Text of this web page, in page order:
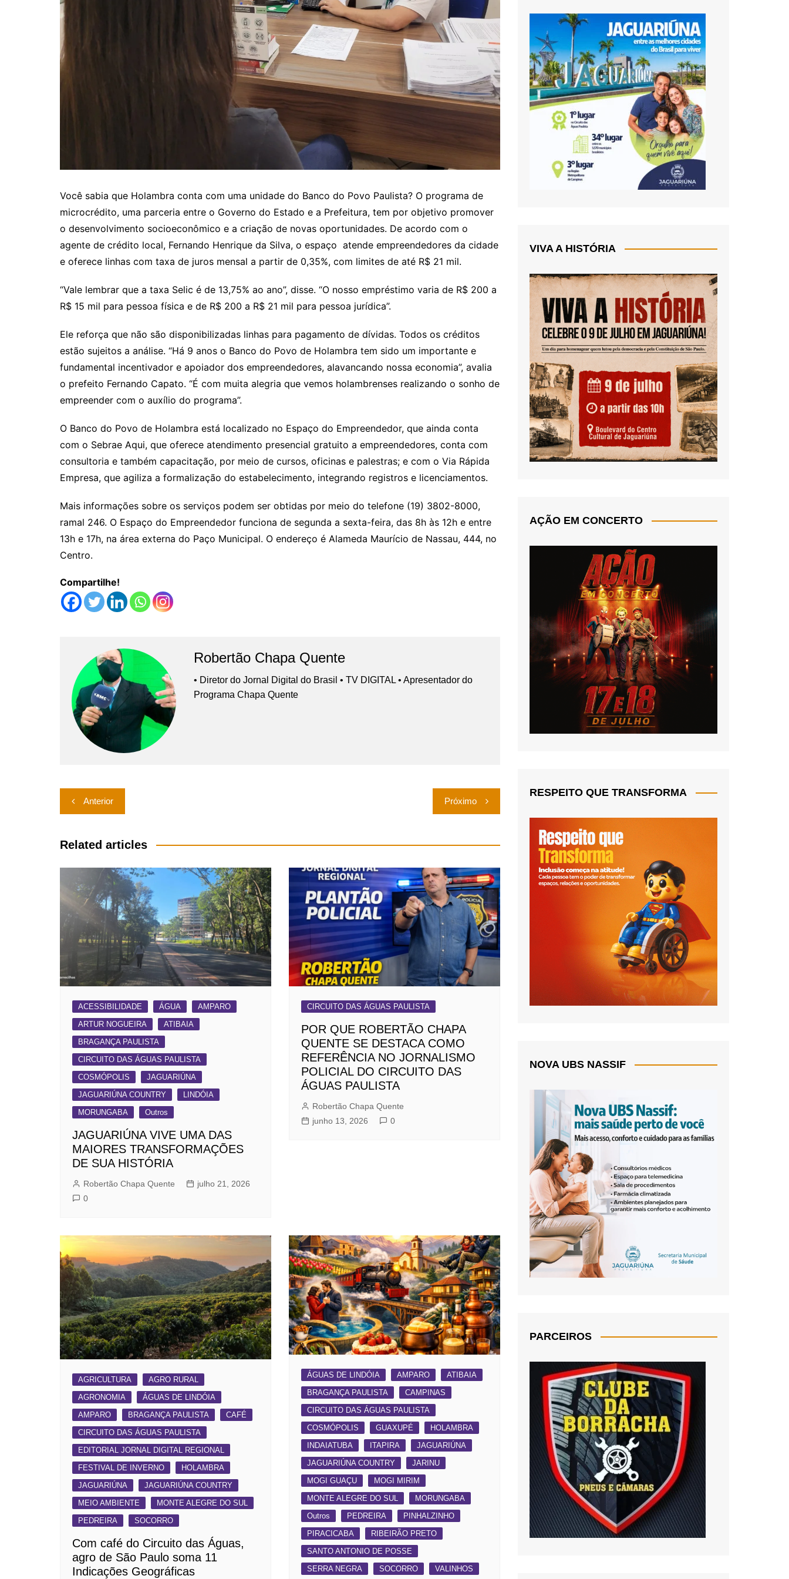
Você sabia que Holambra conta com uma unidade do Banco do Povo Paulista? O programa de
microcrédito, uma parceria entre o Governo do Estado e a Prefeitura, tem por objetivo promover
o desenvolvimento socioeconômico e a criação de novas oportunidades. De acordo com o
agente de crédito local, Fernando Henrique da Silva, o espaço atende empreendedores da cidade
e oferece linhas com taxa de juros mensal a partir de 0,35%, com limites de até R$ 21 mil.
“Vale lembrar que a taxa Selic é de 13,75% ao ano”, disse. “O nosso empréstimo varia de R$ 200 a
R$ 15 mil para pessoa física e de R$ 200 a R$ 21 mil para pessoa jurídica”.
Ele reforça que não são disponibilizadas linhas para pagamento de dívidas. Todos os créditos
estão sujeitos a análise. “Há 9 anos o Banco do Povo de Holambra tem sido um importante e
fundamental incentivador e apoiador dos empreendedores, alavancando nossa economia”, avalia
o prefeito Fernando Capato. “É com muita alegria que vemos holambrenses realizando o sonho de
empreender com o auxílio do programa”.
O Banco do Povo de Holambra está localizado no Espaço do Empreendedor, que ainda conta
com o Sebrae Aqui, que oferece atendimento presencial gratuito a empreendedores, conta com
consultoria e também capacitação, por meio de cursos, oficinas e palestras; e com o Via Rápida
Empresa, que agiliza a formalização do estabelecimento, integrando registros e licenciamentos.
Mais informações sobre os serviços podem ser obtidas por meio do telefone (19) 3802-8000,
ramal 246. O Espaço do Empreendedor funciona de segunda a sexta-feira, das 8h às 12h e entre
13h e 17h, na área externa do Paço Municipal. O endereço é Alameda Maurício de Nassau, 444, no
Centro.
Compartilhe!
Robertão Chapa Quente
• Diretor do Jornal Digital do Brasil • TV DIGITAL • Apresentador do
Programa Chapa Quente
Navegação
de
Post
Anterior Próximo
Related articles
ACESSIBILIDADE ÁGUA
AMPARO
ARTUR NOGUEIRA
ATIBAIA
BRAGANÇA PAULISTA
CIRCUITO DAS ÁGUAS PAULISTA
COSMÓPOLIS
JAGUARIÚNA
JAGUARIÚNA COUNTRY
LINDÓIA
MORUNGABA
Outros
JAGUARIÚNA VIVE UMA DAS
MAIORES TRANSFORMAÇÕES
DE SUA HISTÓRIA
Robertão Chapa Quente
julho 21, 2026
0
CIRCUITO DAS ÁGUAS PAULISTA
POR QUE ROBERTÃO CHAPA
QUENTE SE DESTACA COMO
REFERÊNCIA NO JORNALISMO
POLICIAL DO CIRCUITO DAS
ÁGUAS PAULISTA
Robertão Chapa Quente
junho 13, 2026
0
AGRICULTURA
AGRO RURAL
AGRONOMIA
ÁGUAS DE LINDÓIA
AMPARO
BRAGANÇA PAULISTA
CAFÉ
CIRCUITO DAS ÁGUAS PAULISTA
EDITORIAL JORNAL DIGITAL REGIONAL
FESTIVAL DE INVERNO
HOLAMBRA
JAGUARIÚNA
JAGUARIÚNA COUNTRY
MEIO AMBIENTE
MONTE ALEGRE DO SUL
PEDREIRA
SOCORRO
Com café do Circuito das Águas,
agro de São Paulo soma 11
Indicações Geográficas
ÁGUAS DE LINDÓIA AMPARO
ATIBAIA
BRAGANÇA PAULISTA
CAMPINAS
CIRCUITO DAS ÁGUAS PAULISTA
COSMÓPOLIS
GUAXUPÉ
HOLAMBRA
INDAIATUBA
ITAPIRA
JAGUARIÚNA
JAGUARIÚNA COUNTRY
JARINU
MOGI GUAÇU
MOGI MIRIM
MONTE ALEGRE DO SUL
MORUNGABA
Outros
PEDREIRA
PINHALZINHO
PIRACICABA
RIBEIRÃO PRETO
SANTO ANTONIO DE POSSE
SERRA NEGRA
SOCORRO VALINHOS
VIVA A HISTÓRIA
AÇÃO EM CONCERTO
RESPEITO QUE TRANSFORMA
NOVA UBS NASSIF
PARCEIROS